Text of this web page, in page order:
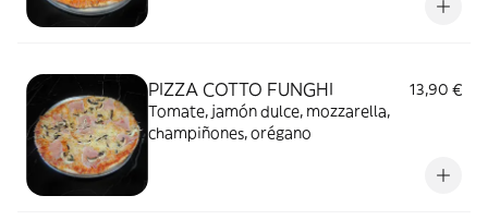
PIZZA COTTO FUNGHI
13,90 €
Tomate, jamón dulce, mozzarella,
champiñones, orégano